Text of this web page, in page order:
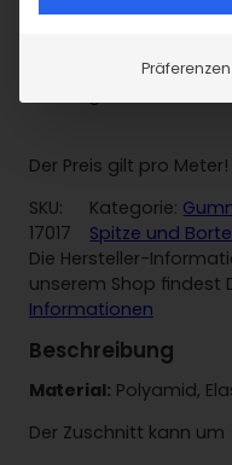
Der Preis gilt pro Meter!
SKU:
17017
Kategorie:
Spitze und
Die Hersteller-
unserem Shop findest
Informationen
Beschreibung
Material: Polyamid,
Der Zuschnitt kann
Präferenzen